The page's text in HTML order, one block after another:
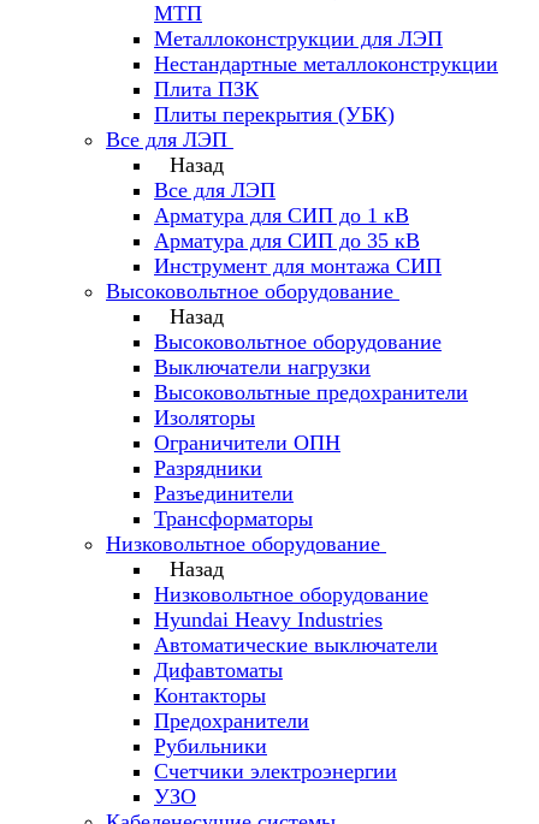
МТП
Металлоконструкции для ЛЭП
Нестандартные металлоконструкции
Плита ПЗК
Плиты перекрытия (УБК)
Все для ЛЭП
Назад
Все для ЛЭП
Арматура для СИП до 1 кВ
Арматура для СИП до 35 кВ
Инструмент для монтажа СИП
Высоковольтное оборудование
Назад
Высоковольтное оборудование
Выключатели нагрузки
Высоковольтные предохранители
Изоляторы
Ограничители ОПН
Разрядники
Разъединители
Трансформаторы
Низковольтное оборудование
Назад
Низковольтное оборудование
Hyundai Heavy Industries
Автоматические выключатели
Дифавтоматы
Контакторы
Предохранители
Рубильники
Счетчики электроэнергии
УЗО